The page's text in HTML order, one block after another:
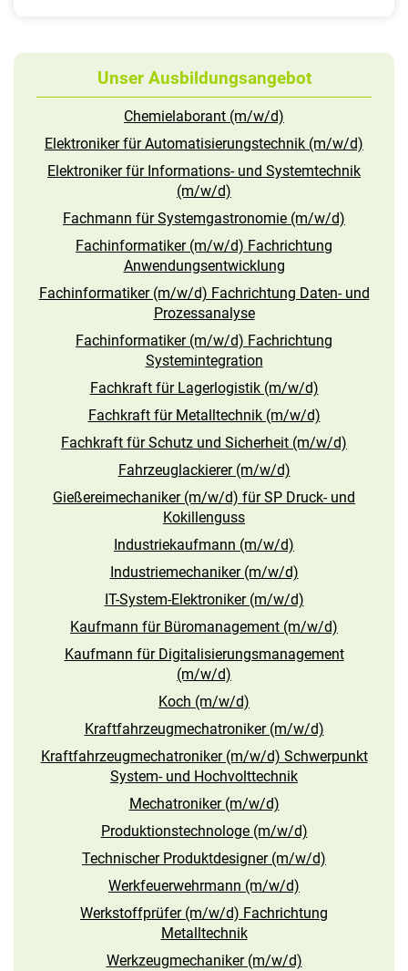
Unser Ausbildungsangebot
Chemielaborant (m/w/d)
Elektroniker für Automatisierungstechnik (m/w/d)
Elektroniker für Informations- und Systemtechnik
(m/w/d)
Fachmann für Systemgastronomie (m/w/d)
Fachinformatiker (m/w/d) Fachrichtung
Anwendungsentwicklung
Fachinformatiker (m/w/d) Fachrichtung Daten- und
Prozessanalyse
Fachinformatiker (m/w/d) Fachrichtung
Systemintegration
Fachkraft für Lagerlogistik (m/w/d)
Fachkraft für Metalltechnik (m/w/d)
Fachkraft für Schutz und Sicherheit (m/w/d)
Fahrzeuglackierer (m/w/d)
Gießereimechaniker (m/w/d) für SP Druck- und
Kokillenguss
Industriekaufmann (m/w/d)
Industriemechaniker (m/w/d)
IT-System-Elektroniker (m/w/d)
Kaufmann für Büromanagement (m/w/d)
Kaufmann für Digitalisierungsmanagement
(m/w/d)
Koch (m/w/d)
Kraftfahrzeugmechatroniker (m/w/d)
Kraftfahrzeugmechatroniker (m/w/d) Schwerpunkt
System- und Hochvolttechnik
Mechatroniker (m/w/d)
Produktionstechnologe (m/w/d)
Technischer Produktdesigner (m/w/d)
Werkfeuerwehrmann (m/w/d)
Werkstoffprüfer (m/w/d) Fachrichtung
Metalltechnik
Werkzeugmechaniker (m/w/d)